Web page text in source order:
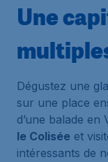
Une
Dégustez une
sur une place
d’une balade
le Colisée et
intéressants de